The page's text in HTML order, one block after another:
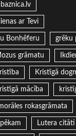
ar Tevi
Bonhēferu grēku
grāmatu
Kristīgā
mācība
rokasgrāmata
Lutera citāti